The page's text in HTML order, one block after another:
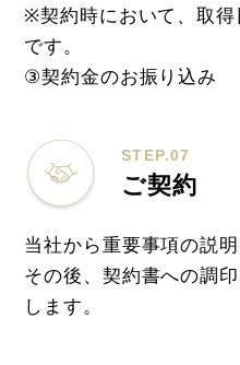
※契約時において、取
です。
③契約金のお振り込み
STEP.07
ご契約
当社から重要事項の説
その後、契約書への調
します。